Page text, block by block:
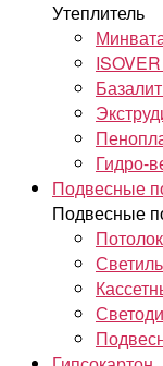
Утеплитель
Гидро-
Подвесные
Подвесные